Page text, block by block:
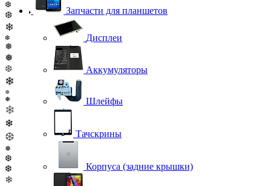
❆
❆
❄
❆
❅
❅
❆
❄
❅
❅
❄
❄
❆
❅
❆
❆
❄
Запчасти для планшетов
Дисплеи
Аккумуляторы
Шлейфы
Тачскрины
Корпуса (задние крышки)